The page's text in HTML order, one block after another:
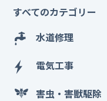
すべてのカテゴリー
水道修理
電気工事
害虫・害獣駆除